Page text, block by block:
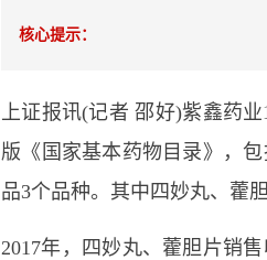
核心提示：
上证报讯(记者 邵好)紫鑫药
版《国家基本药物目录》，
品3个品种。其中四妙丸、藿
2017年，四妙丸、藿胆片销